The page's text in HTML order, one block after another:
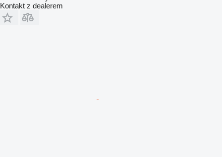
Kontakt z dealerem